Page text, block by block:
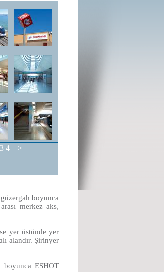
3 4 >
boyunca
merkez aks,
yer üstünde yer
alandır. Şirinyer
ESHOT